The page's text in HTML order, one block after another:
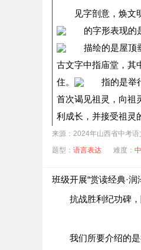
翻译：
②大雪三日，湖中人
翻译：接连下了三天
（3）光影辉映，妙
凡物皆有可观。
【注释】①餔（bū
（4）请结合语境，
皆可以醉 B．
见字剖意，焕文
的字形表现的
描绘的是屋顶
古文字中指庙堂，其
住。
指的是举
首次谒见祖灵，向祖
利成长，并接受祖灵
“养育”的意思，由此
义。源远流长的汉字
永驻。
（1）请根据《现代
来源：2024年山西省中考语
题型： 语言表达 难度：
班级开展“赏读经典·润
抗战胜利纪功碑
我们所要介绍的